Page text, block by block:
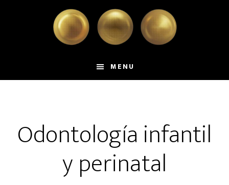
MENU
Odontología infantil
y perinatal